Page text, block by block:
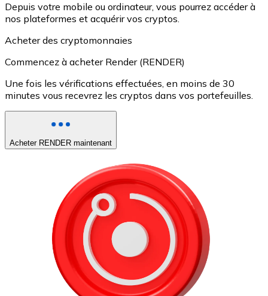
Depuis votre mobile ou ordinateur, vous pourrez accéder à
nos plateformes et acquérir vos cryptos.
Acheter des cryptomonnaies
Commencez à acheter Render (RENDER)
Une fois les vérifications effectuées, en moins de 30
minutes vous recevrez les cryptos dans vos portefeuilles.
Acheter RENDER maintenant